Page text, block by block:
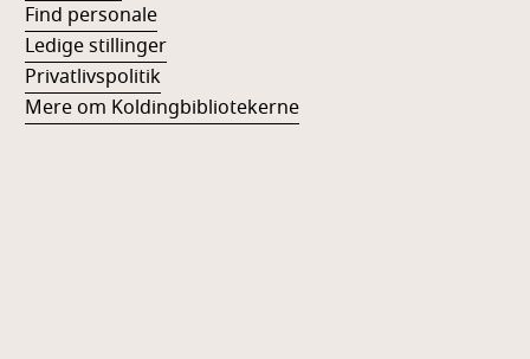
Find personale
Ledige stillinger
Privatlivspolitik
Mere om Koldingbibliotekerne